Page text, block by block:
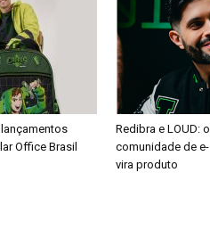
Office Brasil
Redibra e LOUD:
comunidade de
vira produto